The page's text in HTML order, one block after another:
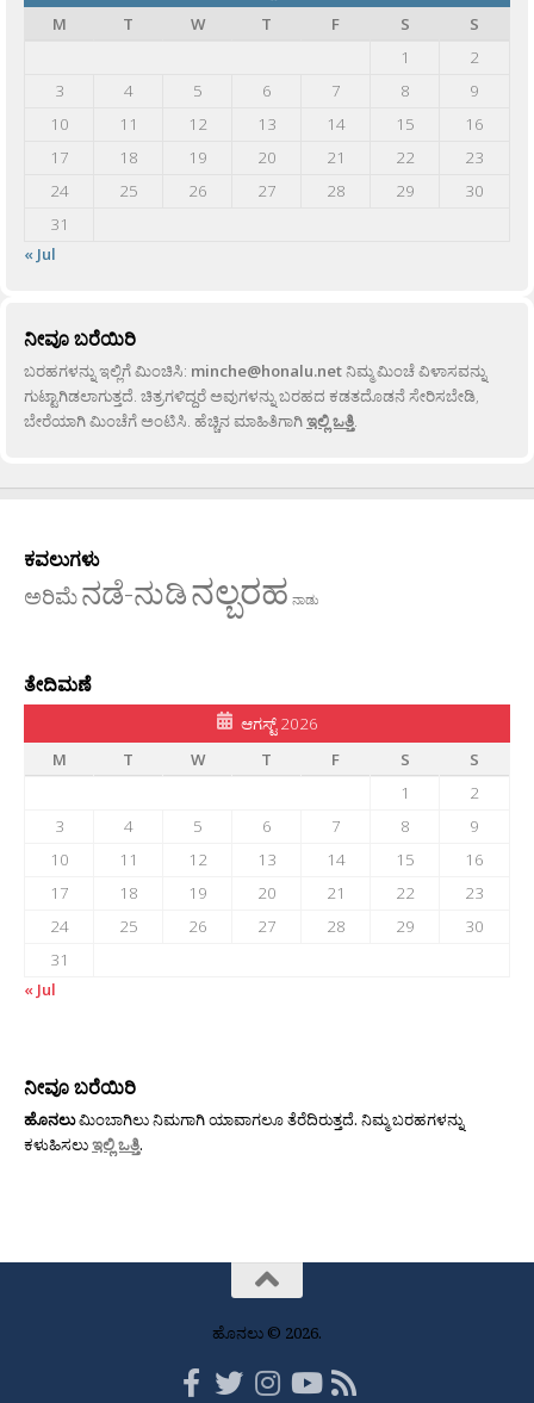
M
T W T F S
S
1
2
3
4 5 6 7 8
9
10
11 12 13 14 15
16
17
18 19 20 21 22
23
24
25 26 27 28 29
30
31
« Jul
ನೀವೂ ಬರೆಯಿರಿ
ಬರಹಗಳನ್ನು ಇಲ್ಲಿಗೆ ಮಿಂಚಿಸಿ: minche@honalu.netನಿಮ್ಮ ಮಿಂಚೆ ವಿಳಾಸವನ್ನು
ಗುಟ್ಟಾಗಿಡಲಾಗುತ್ತದೆ. ಚಿತ್ರಗಳಿದ್ದರೆ ಅವುಗಳನ್ನು ಬರಹದ ಕಡತದೊಡನೆ ಸೇರಿಸಬೇಡಿ,
ಬೇರೆಯಾಗಿ ಮಿಂಚೆಗೆ ಅಂಟಿಸಿ. ಹೆಚ್ಚಿನ ಮಾಹಿತಿಗಾಗಿಇಲ್ಲಿ ಒತ್ತಿ.
ಕವಲುಗಳು
ಅರಿಮೆನಡೆ-ನುಡಿನಲ್ಬರಹ ನಾಡು
ತೇದಿಮಣೆ
ಆಗಸ್ಟ್ 2026
M
T W T F S
S
1
2
3
4 5 6 7 8
9
10
11 12 13 14 15
16
17
18 19 20 21 22
23
24
25 26 27 28 29
30
31
« Jul
ನೀವೂ ಬರೆಯಿರಿ
ಹೊನಲುಮಿಂಬಾಗಿಲು ನಿಮಗಾಗಿ ಯಾವಾಗಲೂ ತೆರೆದಿರುತ್ತದೆ. ನಿಮ್ಮ ಬರಹಗಳನ್ನು
ಕಳುಹಿಸಲುಇಲ್ಲಿ ಒತ್ತಿ.
ಹೊನಲು © 2026.